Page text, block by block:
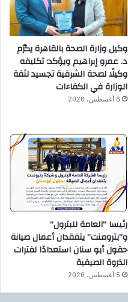
وكيل وزارة الصحة بالقاهرة يكرّم
د. عمرو إبراهيم ويؤكد: تكليفه
وكيلًا لصحة الشرقية تجسيد لثقة
الوزارة في الكفاءات
6 أغسطس، 2026
رئيسا “العامة للبترول”
و”بترومنت” يتفقدان أعمال صيانة
حقول أبو سنان استعدادًا لفترات
الذروة الصيفية
5 أغسطس، 2026